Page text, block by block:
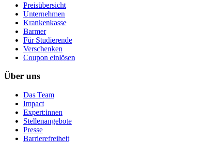
Preisübersicht
Unternehmen
Krankenkasse
Barmer
Für Studierende
Ver­schen­ken
Coupon einlösen
Über uns
Das Team
Impact
Expert:innen
Stellenangebote
Presse
Barrierefreiheit